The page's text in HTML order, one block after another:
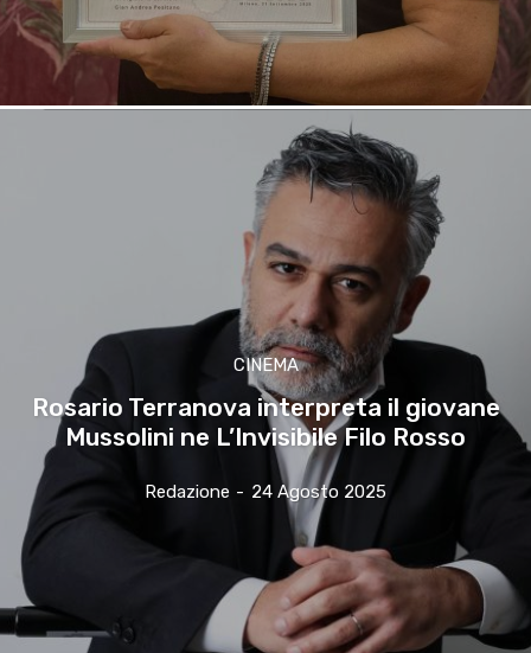
CINEMA
Rosario Terranova interpreta il giovane
Mussolini ne L’Invisibile Filo Rosso
Redazione - 24 Agosto 2025